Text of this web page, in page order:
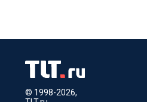
© 1998-2026,